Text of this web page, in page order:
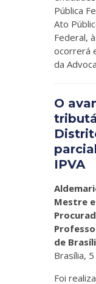
Pública
Ato
Federal,
ocorrerá
da
O
IPVA
Mestre
de
Brasília,
Foi